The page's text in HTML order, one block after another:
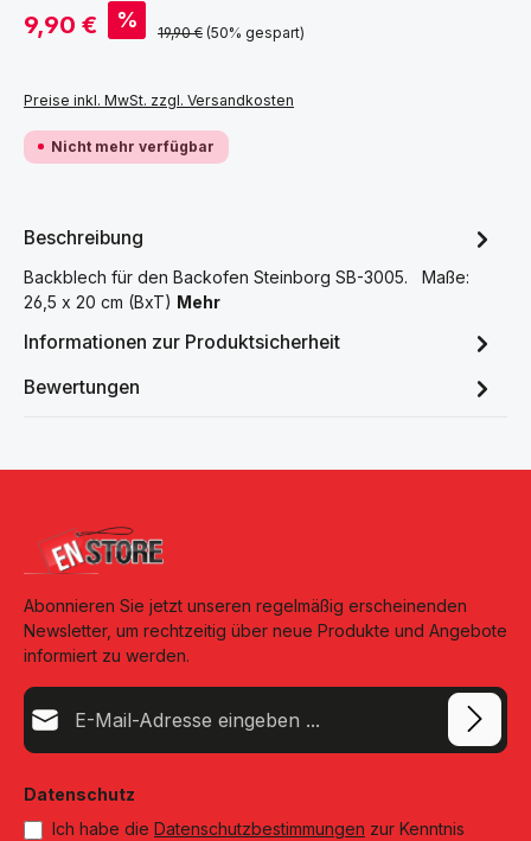
Verkaufspreis:
9,90 € % Regulärer Preis:
19,90 € (50% gespart)
Preise inkl. MwSt. zzgl. Versandkosten
Nicht mehr verfügbar
Beschreibung
Backblech für den Backofen Steinborg SB-3005. Maße:
26,5 x 20 cm (BxT) Mehr
Informationen zur Produktsicherheit
Bewertungen
Abonnieren Sie jetzt unseren regelmäßig erscheinenden
Newsletter, um rechtzeitig über neue Produkte und Angebote
informiert zu werden.
E-Mail-Adresse*
Datenschutz
Ich habe die Datenschutzbestimmungen zur Kenntnis